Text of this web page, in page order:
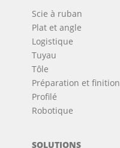
Scie à ruban
Plat et angle
Logistique
Tuyau
Tôle
Préparation et finition
Profilé
Robotique
SOLUTIONS